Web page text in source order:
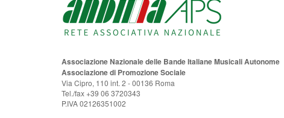
Associazione Nazionale delle Bande Italiane Musicali Autonome
Associazione di Promozione Sociale
Via Cipro, 110 int. 2 - 00136 Roma
Tel./fax +39 06 3720343
P.IVA 02126351002